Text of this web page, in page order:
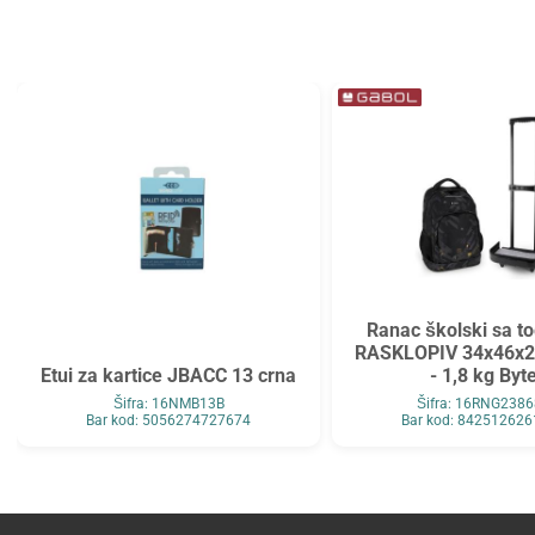
Westcott
Etui za kartice JBACC 13 crna
Šifra: 16NMB13B
Bar kod: 5056274727674
Ranac školski sa
RASKLOPIV
- 1,8 kg
Šifra:
Bar kod: